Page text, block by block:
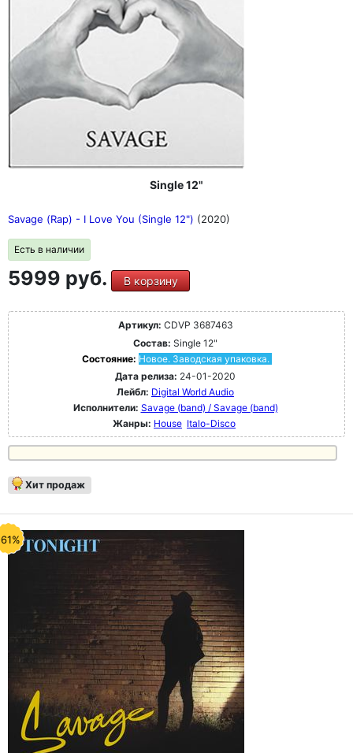
Single 12"
Savage (Rap) - I Love You (Single 12") (2020)
Есть в наличии
5999 руб. В корзину
Артикул: CDVP 3687463
Состав: Single 12"
Состояние: Новое. Заводская упаковка.
Дата релиза: 24-01-2020
Лейбл: Digital World Audio
Исполнители: Savage (band) / Savage (band)
Жанры: House Italo-Disco
Хит продаж